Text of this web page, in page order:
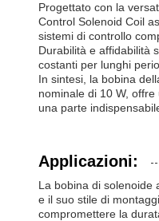
Progettato con la
Control Solenoid Coil
sistemi di controllo
Durabilità e affidabilità
costanti per lunghi
In sintesi, la bobina
nominale di 10 W,
una parte
Applicazioni:
La bobina di solenoide
e il suo stile di
compromettere la